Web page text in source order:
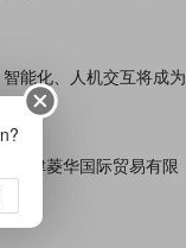
能化、人机交互将成为
天津菱华国际贸易有限